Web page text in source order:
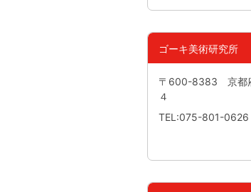
ゴーキ美術研究所
〒600-8383 京都
４
TEL:075-801-0626